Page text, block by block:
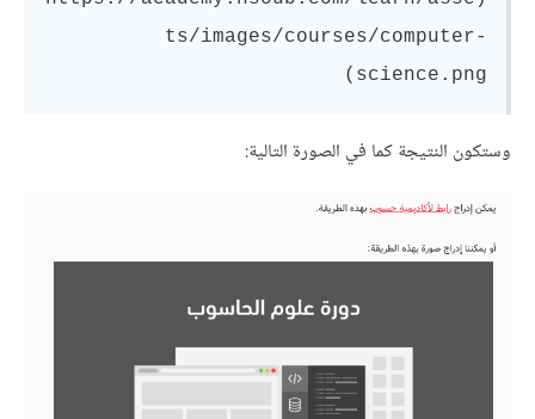
ts/images/courses/computer-
science.png)
وستكون النتيجة كما في الصورة التالية: